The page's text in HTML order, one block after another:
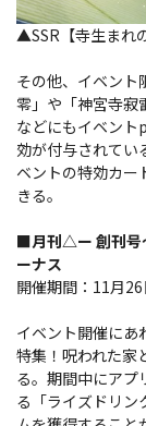
▲SSR【寺生まれ
その他、イベント
零」や「神宮寺寂
などにもイベン
効が付与されてい
ベントの特効カー
きる。
■月刊△ー 創刊号
ーナス
開催期間：11月
イベント開催に
特集！呪われた家
る。期間中にアプ
る「ライズドリン